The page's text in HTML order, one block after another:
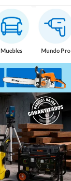
Muebles Mundo Pro